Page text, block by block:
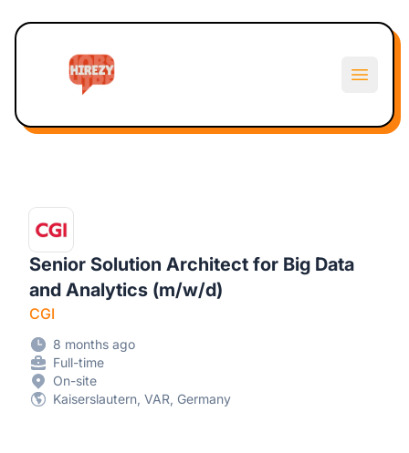
Open
Senior Solution Architect for Big Data
and Analytics (m/w/d)
CGI
8 months ago
Full-time
On-site
Kaiserslautern, VAR, Germany